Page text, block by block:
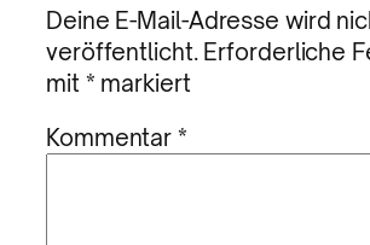
Deine E-Mail-Adresse wird
veröffentlicht. Erforderliche
mit * markiert
Kommentar*